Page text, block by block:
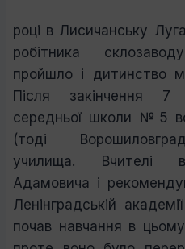
році в Лисичанську
робітника
пройшло і дитинство
Після закінчення 7
середньої школи №5
(тоді
училища.
Вчителі
Адамовича і
Ленінградській
почав навчання в